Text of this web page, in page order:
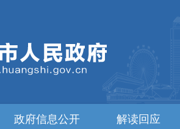
政府信息公开 解读回应